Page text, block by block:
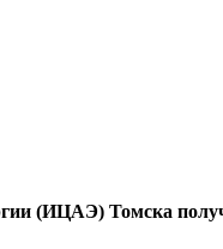
(ИЦАЭ) Томска